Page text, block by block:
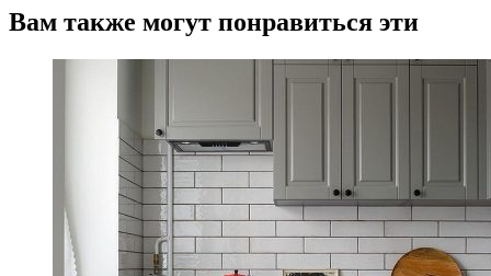
Вам также могут понравиться эти